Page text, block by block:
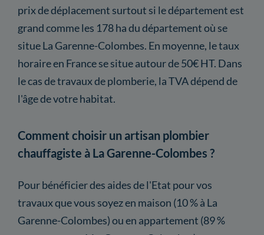
prix de déplacement surtout si le département est
grand comme les 178 ha du département où se
situe La Garenne-Colombes. En moyenne, le taux
horaire en France se situe autour de 50€ HT. Dans
le cas de travaux de plomberie, la TVA dépend de
l'âge de votre habitat.
Comment choisir un artisan plombier
chauffagiste à La Garenne-Colombes ?
Pour bénéficier des aides de l'Etat pour vos
travaux que vous soyez en maison (10 % à La
Garenne-Colombes) ou en appartement (89 %